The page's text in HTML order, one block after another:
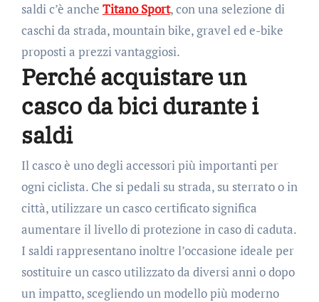
saldi c’è anche Titano Sport, con una selezione di
caschi da strada, mountain bike, gravel ed e-bike
proposti a prezzi vantaggiosi.
Perché acquistare un
casco da bici durante i
saldi
Il casco è uno degli accessori più importanti per
ogni ciclista. Che si pedali su strada, su sterrato o in
città, utilizzare un casco certificato significa
aumentare il livello di protezione in caso di caduta.
I saldi rappresentano inoltre l’occasione ideale per
sostituire un casco utilizzato da diversi anni o dopo
un impatto, scegliendo un modello più moderno